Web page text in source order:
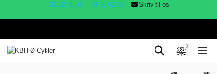
31 22 15 61 39 29 09 29 Skriv til os
0